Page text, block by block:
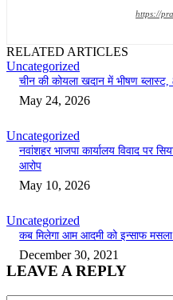
https://
RELATED ARTICLES
Uncategorized
चीन की कोयला खदान में भीषण ब्लास्ट,
May 24, 2026
Uncategorized
नवांशहर भाजपा कार्यालय विवाद पर
आरोप
May 10, 2026
Uncategorized
कब मिलेगा आम आदमी को इन्साफ मसला
December 30, 2021
LEAVE A REPLY